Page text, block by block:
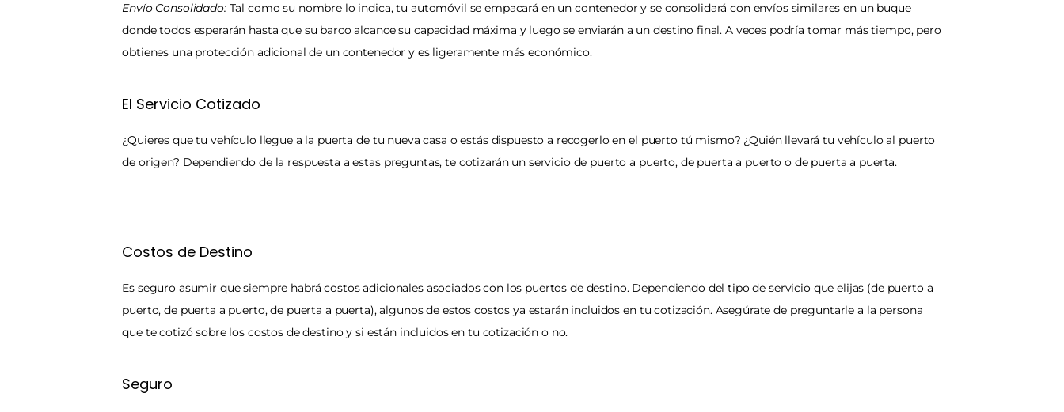
Envío Consolidado: Tal como su nombre lo indica, tu automóvil se empacará en un contenedor y se consolidará con envíos similares en un buque
donde todos esperarán hasta que su barco alcance su capacidad máxima y luego se enviarán a un destino final. A veces podría tomar más tiempo, pero
obtienes una protección adicional de un contenedor y es ligeramente más económico.
El Servicio Cotizado
¿Quieres que tu vehículo llegue a la puerta de tu nueva casa o estás dispuesto a recogerlo en el puerto tú mismo? ¿Quién llevará tu vehículo al puerto
de origen? Dependiendo de la respuesta a estas preguntas, te cotizarán un servicio de puerto a puerto, de puerta a puerto o de puerta a puerta.
Costos de Destino
Es seguro asumir que siempre habrá costos adicionales asociados con los puertos de destino. Dependiendo del tipo de servicio que elijas (de puerto a
puerto, de puerta a puerto, de puerta a puerta), algunos de estos costos ya estarán incluidos en tu cotización. Asegúrate de preguntarle a la persona
que te cotizó sobre los costos de destino y si están incluidos en tu cotización o no.
Seguro